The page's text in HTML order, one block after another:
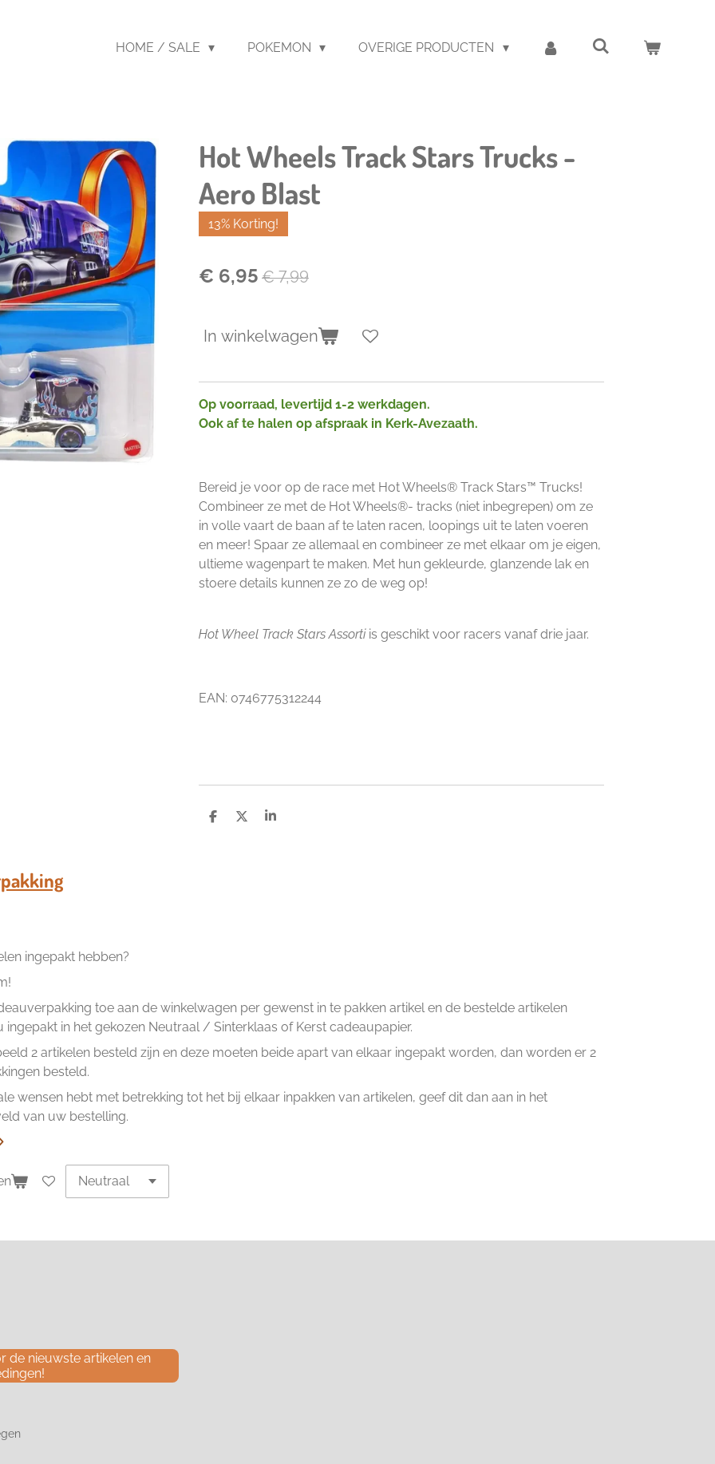
HOME / SALE POKEMON OVERIGE PRODUCTEN
Hot Wheels Track Stars Trucks -
Aero Blast
13% Korting!
€ 6,95 € 7,99
In winkelwagen
Op voorraad, levertijd 1-2 werkdagen.
Ook af te halen op afspraak in Kerk-Avezaath.
Bereid je voor op de race met Hot Wheels® Track Stars™ Trucks!
Combineer ze met de Hot Wheels®- tracks (niet inbegrepen) om ze
in volle vaart de baan af te laten racen, loopings uit te laten voeren
en meer! Spaar ze allemaal en combineer ze met elkaar om je eigen,
ultieme wagenpart te maken. Met hun gekleurde, glanzende lak en
stoere details kunnen ze zo de weg op!
Hot Wheel Track Stars Assortiis geschikt voor racers vanaf drie jaar.
EAN: 0746775312244
D
D
S
ingepakt hebben?
toe aan de winkelwagen per gewenst in te pakken artikel en de bestelde artikelen
in het gekozen Neutraal / Sinterklaas of Kerst cadeaupapier.
2 artikelen besteld zijn en deze moeten beide apart van elkaar ingepakt worden, dan worden er 2
besteld.
wensen hebt met betrekking tot het bij elkaar inpakken van artikelen, geef dit dan aan in het
van uw bestelling.
de nieuwste artikelen en